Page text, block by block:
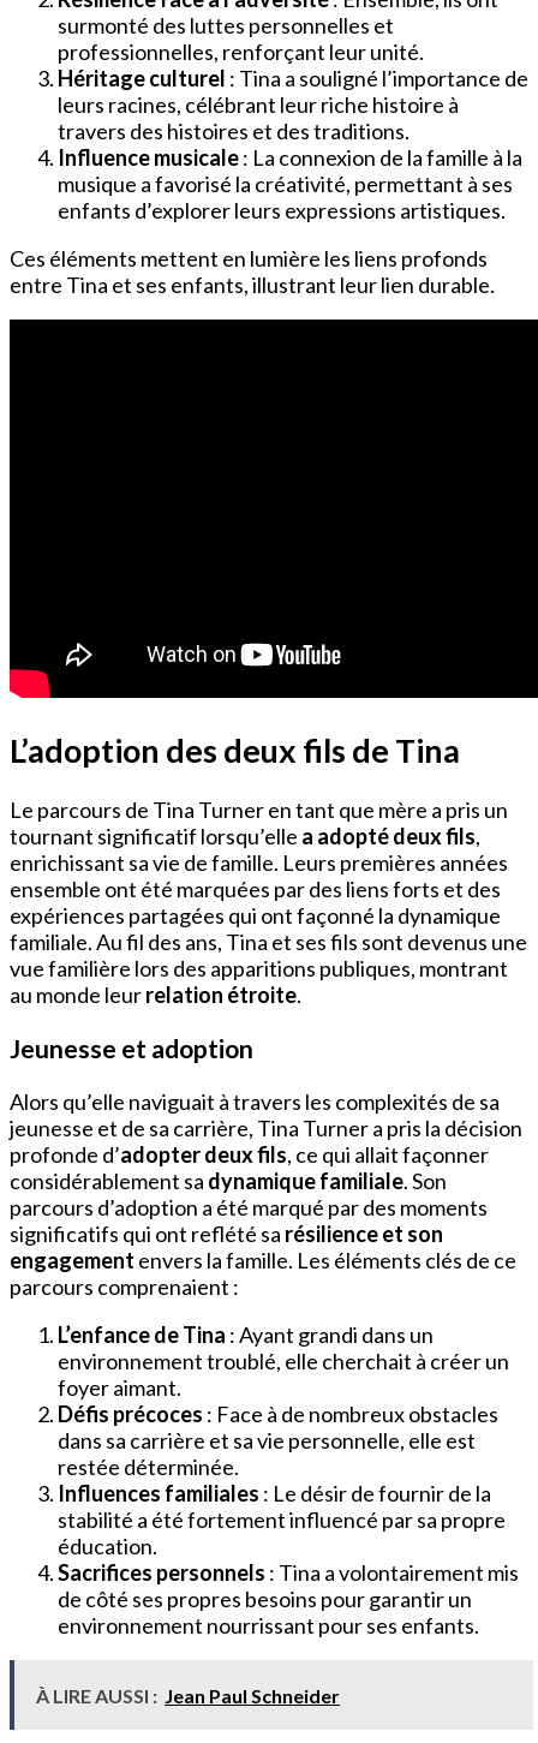
surmonté des luttes personnelles et
professionnelles, renforçant leur unité.
Héritage culturel : Tina a souligné l’importance de
leurs racines, célébrant leur riche histoire à
travers des histoires et des traditions.
Influence musicale: La connexion de la famille à la
musique a favorisé la créativité, permettant à ses
enfants d’explorer leurs expressions artistiques.
Ces éléments mettent en lumière les liens profonds
entre Tina et ses enfants, illustrant leur lien durable.
L’adoption des deux fils de Tina
Le parcours de Tina Turner en tant que mère a pris un
tournant significatif lorsqu’elle a adopté deux fils,
enrichissant sa vie de famille. Leurs premières années
ensemble ont été marquées par des liens forts et des
expériences partagées qui ont façonné la dynamique
familiale. Au fil des ans, Tina et ses fils sont devenus une
vue familière lors des apparitions publiques, montrant
au monde leurrelation étroite.
Jeunesse et adoption
Alors qu’elle naviguait à travers les complexités de sa
jeunesse et de sa carrière, Tina Turner a pris la décision
profonde d’adopter deux fils, ce qui allait façonner
considérablement sa dynamique familiale. Son
parcours d’adoption a été marqué par des moments
significatifs qui ont reflété sa résilience et son
engagement envers la famille. Les éléments clés de ce
parcours comprenaient :
L’enfance de Tina : Ayant grandi dans un
environnement troublé, elle cherchait à créer un
foyer aimant.
Défis précoces : Face à de nombreux obstacles
dans sa carrière et sa vie personnelle, elle est
restée déterminée.
Influences familiales : Le désir de fournir de la
stabilité a été fortement influencé par sa propre
éducation.
Sacrifices personnels : Tina a volontairement mis
de côté ses propres besoins pour garantir un
environnement nourrissant pour ses enfants.
À LIRE AUSSI : Jean Paul Schneider